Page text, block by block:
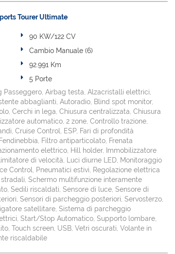
Tourer Ultimate
90 KW/122 CV
Cambio Manuale (6)
92.991 Km
5 Porte
Passeggero, Airbag testa, Alzacristalli elettrici,
abbaglianti, Autoradio, Blind spot monitor,
Cerchi in lega, Chiusura centralizzata, Chiusura
automatico, 2 zone, Controllo trazione,
Cruise Control, ESP, Fari di profondità
Filtro antiparticolato, Frenata
elettrico, Hill holder, Immobilizzatore
di velocità, Luci diurne LED, Monitoraggio
Control, Pneumatici estivi, Regolazione elettrica
Schermo multifunzione interamente
Sedili riscaldati, Sensore di luce, Sensore di
Sensori di parcheggio posteriori, Servosterzo,
satellitare, Sistema di parcheggio
Start/Stop Automatico, Supporto lombare,
Touch screen, USB, Vetri oscurati, Volante in
riscaldabile